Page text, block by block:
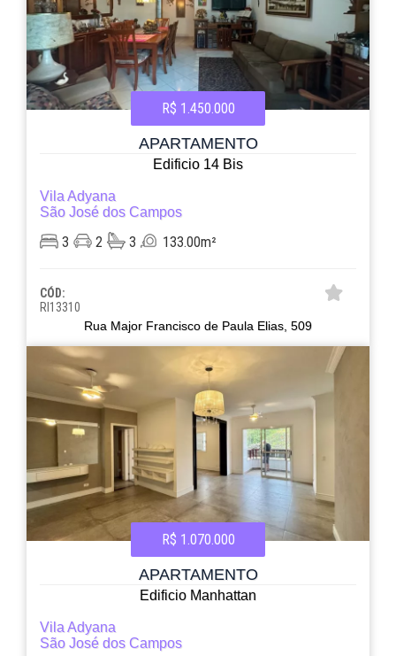
R$ 1.450.000
APARTAMENTO
Edificio 14 Bis
Vila Adyana
São José dos Campos
3 2 3 133.00m²
CÓD:
RI13310
Rua Major Francisco de Paula Elias, 509
R$ 1.070.000
APARTAMENTO
Edificio Manhattan
Vila Adyana
São José dos Campos